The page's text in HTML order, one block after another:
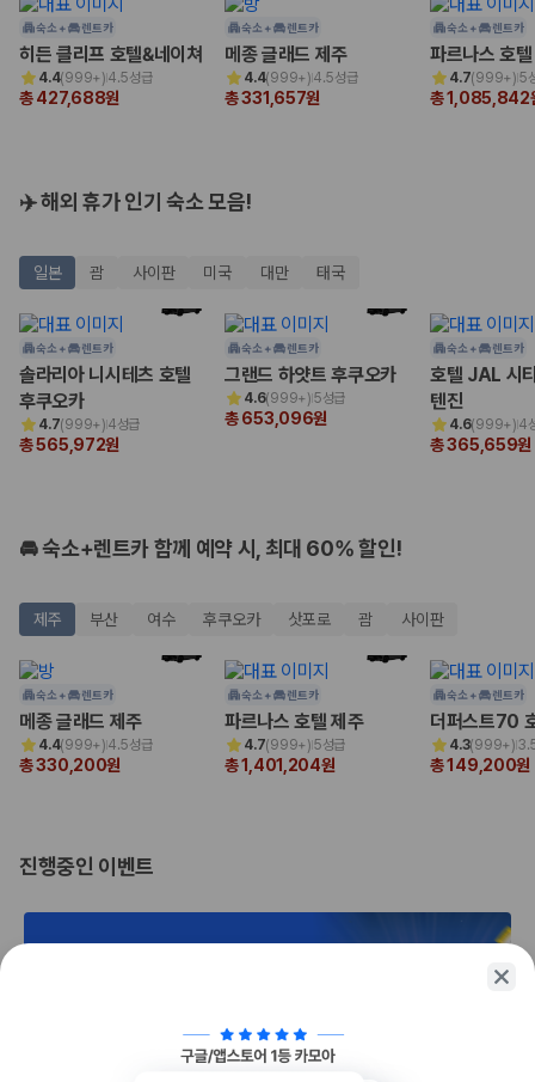
험 조건을 함께 확인해야 합니다.
제주렌트카 보험까지 비교해야 진짜 가격비교입
니다
다. 카모아는 제주 렌트카 가격뿐 아니라 일반자차, 완전자차, 슈퍼자차 조
건을 함께 확인할 수 있도록 돕습니다.
일반자차:
완전자차:
보상 한도 내에서 면책금 부담이 줄어드는 보험 조건입니
슈퍼자차:더 높은 보장 조건을 원하는 사용자에게 적합합니다.
2000만 고객이 선택한 렌트카 가격비교 플랫폼
카모아는 제주렌트카부터 국내·해외 렌트카까지 비교할 수 있는 렌트카 가
격비교 플랫폼입니다.
사용자 리뷰
175,206건
67,123
전국 렌트카 지점
제주렌트카 가격비교 자주 묻는 질문
Q. 제주렌트카 가격비교는 카모아에서 어떻게 하나요?
A. 대여일, 반납일, 인수 지역을 선택하면 제주도 렌트카 업체별 가격, 차종,
Q. 제주 렌트카 가격비교 시 보험도 함께 비교할 수 있나요?
제주렌트카 가격비교 주요 링크
국내 렌트카 가격비교
해외 렌트카 가격비교
숙소 + 렌트카
히든 클리프 호텔&네이쳐
4.4(999+)4.5성급
총 427,688원
숙소 + 렌트카
메종 글래드 제주
4.4(999+)4.5성급
총 331,657원
숙소 + 렌트카
파르나스 호
4.7(999+)5
총 1,085,842
✈️ 해외 휴가 인기 숙소 모음!
일본 괌 사이판 미국 대만 태국
숙소 + 렌트카
솔라리아 니시테츠 호텔
후쿠오카
4.7(999+)4성급
총 565,972원
숙소 + 렌트카
그랜드 하얏트 후쿠오카
4.6(999+)5성급
총 653,096원
숙소 + 렌트카
호텔 JAL 시
텐진
4.6(999+)4
총 365,659원
🚘 숙소+렌트카 함께 예약 시, 최대 60% 할인!
제주 부산 여수 후쿠오카 삿포로 괌 사이판
숙소 + 렌트카
메종 글래드 제주
4.4(999+)4.5성급
총 330,200원
숙소 + 렌트카
파르나스 호텔 제주
4.7(999+)5성급
총 1,401,204원
숙소 + 렌트카
더퍼스트70
4.3(999+)
총 149,200원
진행중인 이벤트